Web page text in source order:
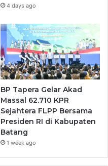
4 days ago
BP Tapera Gelar Akad
Massal 62.710 KPR
Sejahtera FLPP Bersama
Presiden RI di Kabupaten
Batang
1 week ago